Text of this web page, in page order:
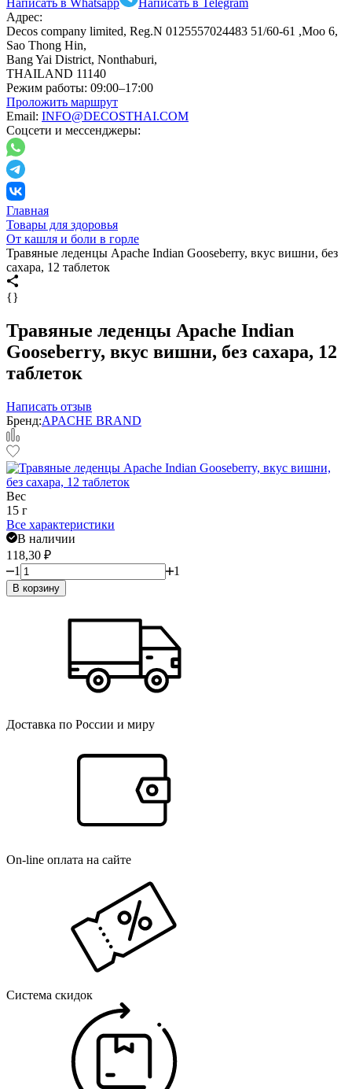
Написать в Whatsapp
Написать в Telegram
Адрес:
Decos company limited, Reg.N 0125557024483 51/60-61 ,Moo 6,
Sao Thong Hin,
Bang Yai District, Nonthaburi,
THAILAND 11140
Режим работы: 09:00–17:00
Проложить маршрут
Email: INFO@DECOSTHAI.COM
Соцсети и мессенджеры:
Главная
Товары для здоровья
От кашля и боли в горле
Травяные леденцы Apache Indian Gooseberry, вкус вишни, без
сахара, 12 таблеток
{}
Травяные леденцы Apache Indian
Gooseberry, вкус вишни, без сахара, 12
таблеток
Написать отзыв
Бренд:APACHE BRAND
Вес
15 г
Все характеристики
В наличии
118,30 ₽
1
1
В корзину
Доставка по России и миру
On-line оплата на сайте
Система скидок